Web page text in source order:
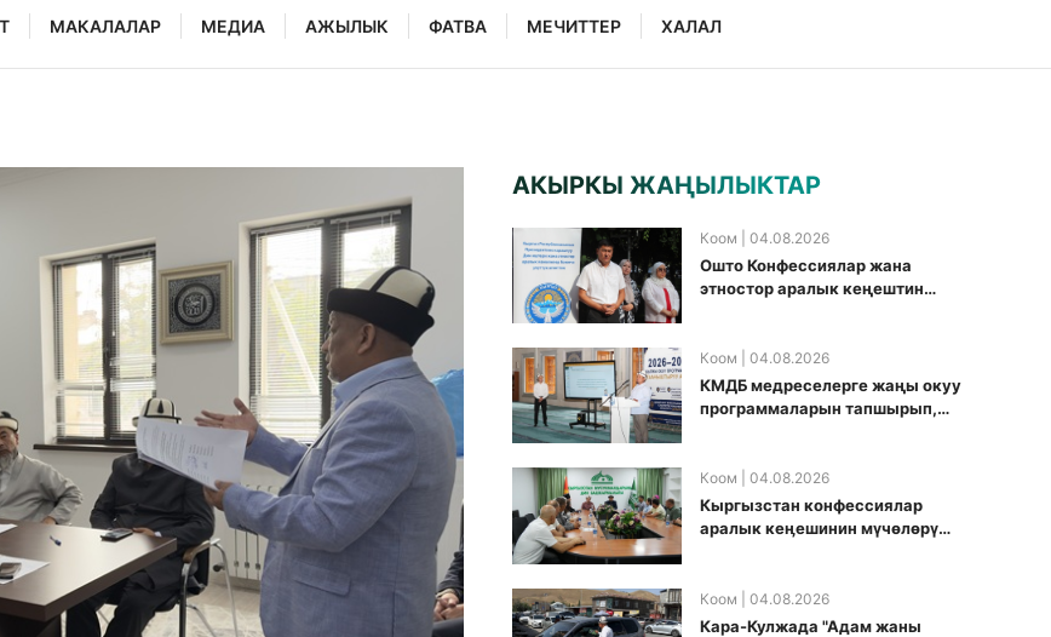
МАКАЛАЛАР МЕДИА АЖЫЛЫК ФАТВА МЕЧИТТЕР ХАЛАЛ
АКЫРКЫ ЖАҢЫЛЫКТАР
Коом | 04.08.2026
Ошто Конфессиялар жана
этностор аралык кеңештин
Коом | 04.08.2026
КМДБ медреселерге жаңы окуу
программаларын тапшырып,
киргизди
Коом | 04.08.2026
Кыргызстан конфессиялар
аралык кеӊешинин мүчөлөрү
Коом | 04.08.2026
Кара-Кулжада "Адам жаны